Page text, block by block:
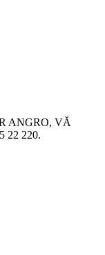
ANGRO, VĂ
22 220.